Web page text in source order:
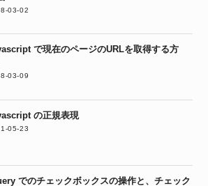
03-02
で現在のページのURLを取得する方
03-09
の正規表現
05-23
でのチェックボックスの操作と、チェック